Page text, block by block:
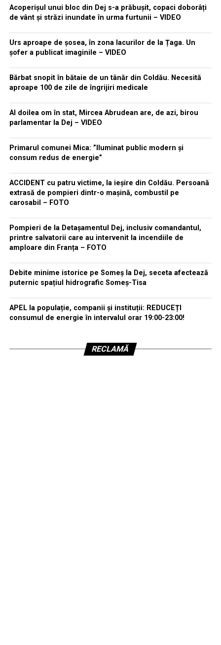
Acoperișul unui bloc din Dej s-a prăbușit, copaci doborâți
de vânt și străzi inundate în urma furtunii – VIDEO
Urs aproape de șosea, în zona lacurilor de la Țaga. Un
șofer a publicat imaginile – VIDEO
Bărbat snopit în bătaie de un tânăr din Coldău. Necesită
aproape 100 de zile de îngrijiri medicale
Al doilea om în stat, Mircea Abrudean are, de azi, birou
parlamentar la Dej – VIDEO
Primarul comunei Mica: ”Iluminat public modern și
consum redus de energie”
ACCIDENT cu patru victime, la ieșire din Coldău. Persoană
extrasă de pompieri dintr-o mașină, combustil pe
carosabil – FOTO
Pompieri de la Detașamentul Dej, inclusiv comandantul,
printre salvatorii care au intervenit la incendiile de
amploare din Franța – FOTO
Debite minime istorice pe Someș la Dej, seceta afectează
puternic spațiul hidrografic Someș-Tisa
APEL la populație, companii și instituții: REDUCEȚI
consumul de energie în intervalul orar 19:00-23:00!
RECLAMĂ